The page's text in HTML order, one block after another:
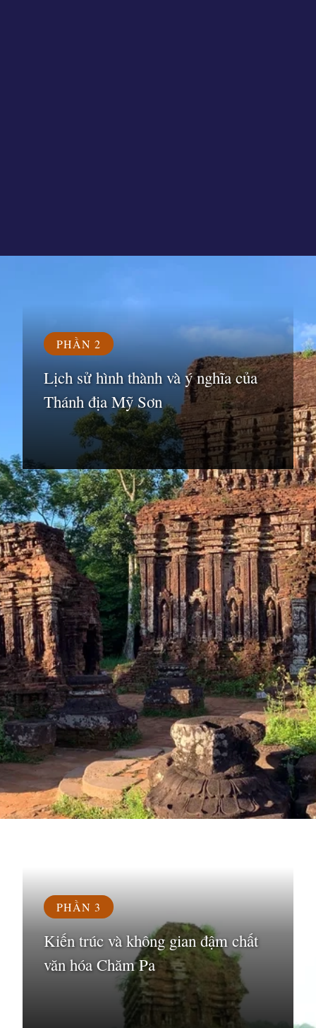
PHẦN 2
Lịch sử hình thành và ý nghĩa của
Thánh địa Mỹ Sơn
PHẦN 3
Kiến trúc và không gian đậm chất
văn hóa Chăm Pa